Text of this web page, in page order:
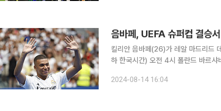
음바페, UEFA 슈퍼컵 결승
킬리안 음바페(26)가 레알 마드리드 데뷔전을 치
하 한국시간) 오전 4시 폴란드 바르
리그 우승팀이 대결하는 단판제 컵 대
2024-08-14 16:04